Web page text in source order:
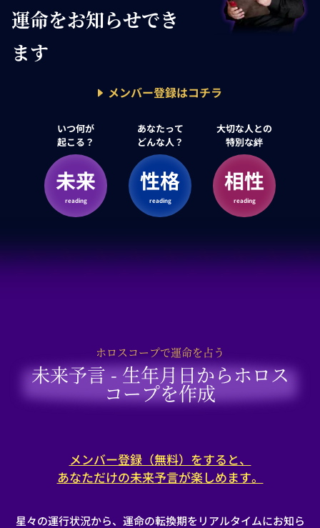
運命をお知らせでき
ます
メンバー登録はコチラ
いつ何が
起こる？
未来
reading
あなたって
どんな人？
性格
reading
大切な人との
特別な絆
相性
reading
ホロスコープで運命を占う
未来予言 - 生年月日からホロス
コープを作成
メンバー登録（無料）をすると、
あなただけの未来予言が楽しめます。
星々の運行状況から、運命の転換期をリアルタイムにお知ら